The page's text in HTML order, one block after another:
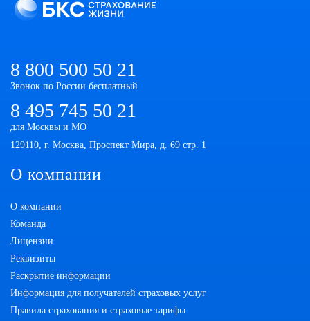
8 800 500 50 21
Звонок по России бесплатный
8 495 745 50 21
для Москвы и МО
129110, г. Москва, Проспект Мира, д. 69 стр. 1
О компании
О компании
Команда
Лицензии
Реквизиты
Раскрытие информации
Информация для получателей страховых услуг
Правила страхования и страховые тарифы